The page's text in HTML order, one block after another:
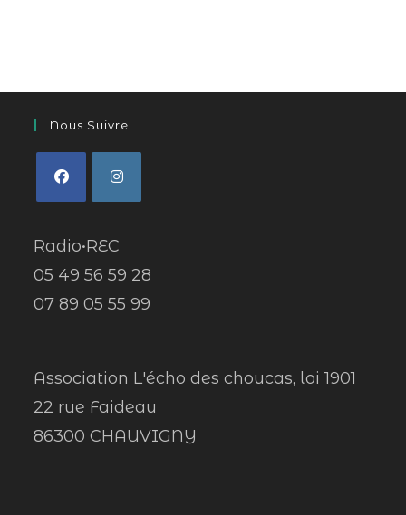
Nous Suivre
Radio•REC
05 49 56 59 28
07 89 05 55 99
Association L'écho des choucas, loi 1901
22 rue Faideau
86300 CHAUVIGNY